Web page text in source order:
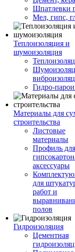
Шпатлевки
Мел, гипс,
Теплоизоляция и
шумоизоляция
Гидро-
Материалы для
строительства
Листовые
материалы
Профиль для
аксессуары
для
работ и
полов
Гидроизоляция
Цементная